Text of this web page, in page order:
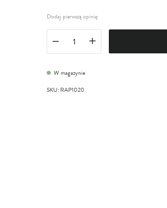
Dodaj pierwszą opinię
W magazynie
SKU: RAP1020